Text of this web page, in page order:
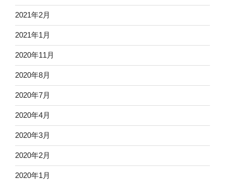
2021年2月
2021年1月
2020年11月
2020年8月
2020年7月
2020年4月
2020年3月
2020年2月
2020年1月